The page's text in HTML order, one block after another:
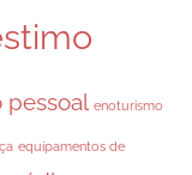
pessoal enoturismo
equipamentos de